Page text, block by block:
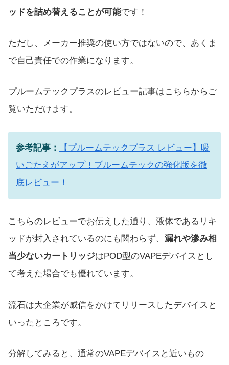
ッドを詰め替えることが可能です！
ただし、メーカー推奨の使い方ではないので、あくま
で自己責任での作業になります。
プルームテックプラスのレビュー記事はこちらからご
覧いただけます。
参考記事：
【プルームテックプラス レビュー】吸
いごたえがアップ！プルームテックの強化版を徹
底レビュー！
こちらのレビューでお伝えした通り、液体であるリキ
ッドが封入されているのにも関わらず、 漏れや滲み相
当少ないカートリッジはPOD型のVAPEデバイスとし
て考えた場合でも優れています。
流石は大企業が威信をかけてリリースしたデバイスと
いったところです。
分解してみると、通常のVAPEデバイスと近いもの